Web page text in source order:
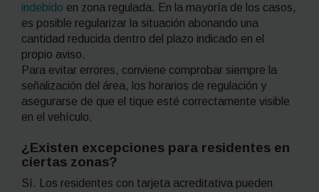
indebido en zona regulada. En la mayoría de los casos,
es posible regularizar la situación abonando una
cantidad reducida dentro del plazo indicado en el
propio aviso.
Para evitar errores, conviene comprobar siempre la
señalización del área, los horarios de regulación y
asegurarse de que el tique esté correctamente visible
en el vehículo.
¿Existen excepciones para residentes en
ciertas zonas?
Sí. Los residentes con tarjeta acreditativa pueden